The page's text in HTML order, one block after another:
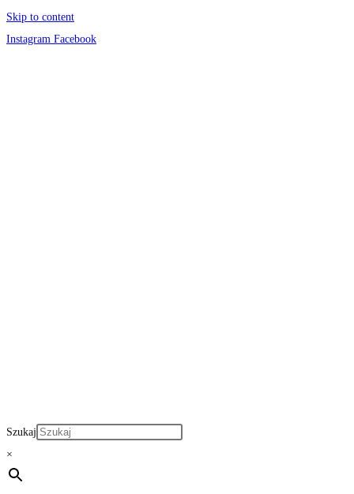
Skip to content
Instagram Facebook
Szukaj
×